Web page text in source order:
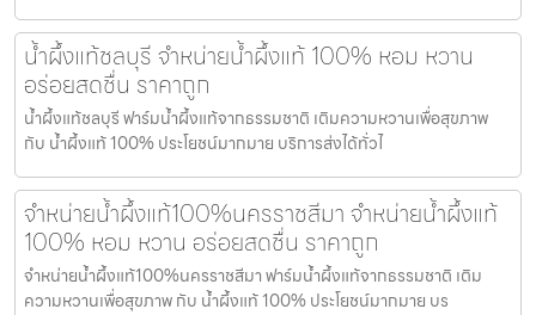
น้ำผึ้งแท้ชลบุรี จำหน่ายน้ำผึ้งแท้ 100% หอม หวาน
อร่อยสดชื่น ราคาถูก
น้ำผึ้งแท้ชลบุรี ฟาร์มน้ำผึ้งแท้จากธรรมชาติ เติมความหวานเพื่อสุขภาพ
กับ น้ำผึ้งแท้ 100% ประโยชน์มากมาย บริการส่งได้ทั่วไ
จำหน่ายน้ำผึ้งแท้100%นครราชสีมา จำหน่ายน้ำผึ้งแท้
100% หอม หวาน อร่อยสดชื่น ราคาถูก
จำหน่ายน้ำผึ้งแท้100%นครราชสีมา ฟาร์มน้ำผึ้งแท้จากธรรมชาติ เติม
ความหวานเพื่อสุขภาพ กับ น้ำผึ้งแท้ 100% ประโยชน์มากมาย บร